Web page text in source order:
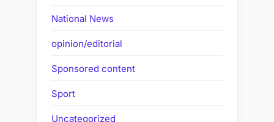
National News
opinion/editorial
Sponsored content
Sport
Uncategorized